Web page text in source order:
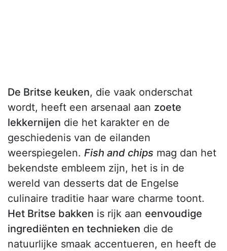
De Britse keuken, die vaak onderschat
wordt, heeft een arsenaal aan zoete
lekkernijen die het karakter en de
geschiedenis van de eilanden
weerspiegelen. Fish and chips mag dan het
bekendste embleem zijn, het is in de
wereld van desserts dat de Engelse
culinaire traditie haar ware charme toont.
Het Britse bakken is rijk aan eenvoudige
ingrediënten en technieken die de
natuurlijke smaak accentueren, en heeft de